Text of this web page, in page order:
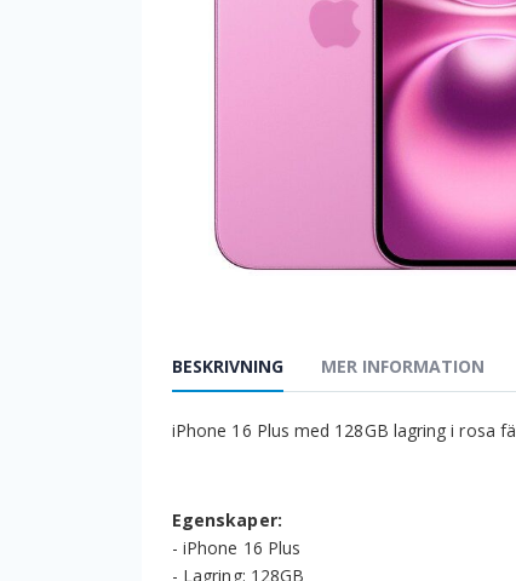
BESKRIVNING
iPhone 16 Plus med 128GB lagring i rosa
Egenskaper:
- iPhone 16 Plus
- Lagring: 128GB
MER INFORMATION